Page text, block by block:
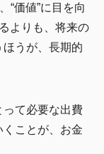
“価値”に目を向
よりも、将来の
うが、長期的
て必要な出費
ことが、お金